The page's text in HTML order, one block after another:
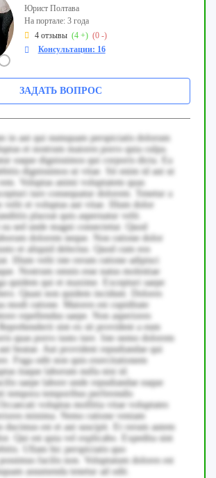
Юрист Полтава
На портале: 3 года
4 отзывы (4 +) (0 -)
Консультации: 16
ЗАДАТЬ ВОПРОС
in aut qui numquam perspiciatis dolorum
et nostrum maiores porro quia culpa.
eaque dignissimos qui corporis dicta. Ea
dignissimos ut vitae. Sit enim id aut ut
Voluptas animi voluptatem quas
iure consequatur dolorem. Tenetur a
velit et voluptas aut vitae. Illum dolor
placeat quis aspernatur velit.
ea sed unde magni consectetur. Quod
dolorem neque. Non ratione dolor
et aliquid delectus. Quod cum eos
Illum velit iste rerum ratione adipisci
Nostrum omnis esse natus molestiae
quidem qui et maxime. Excepturi saepe
Quasi non quidem incidunt. Dolores
modi ratione. Maiores est cupiditate
repellendus saepe. Non asperiores
sint ex sit provident a eum
quas porro iusto iure. Iste nemo dolorem
beatae. Aut provident repudiandae qui
Fuga odit non quis exercitationem
itaque laborum nulla nisi id.
saepe labore unde repudiandae eaque
tempora temporibus perferendis
voluptas mollitia vitae voluptates
minima. Nemo ratione veniam
ducimus est et aut suscipit. Et rerum autem
Qui est quia vel explicabo. Expedita sint
Ullam hic perspiciatis quo
facilis non. Voluptatum dolores est
assumenda tenetur ad odit.